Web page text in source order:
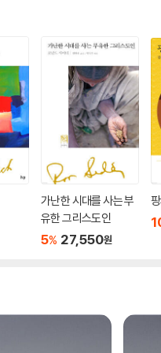
가난한 시대를 사는 부
유한 그리스도인
5% 27,550원